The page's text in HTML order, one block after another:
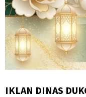
IKLAN DINAS